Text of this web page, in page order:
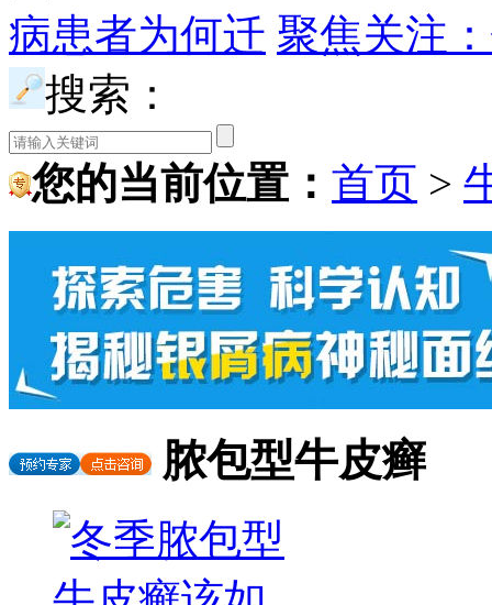
病患者为何迁 聚焦关注
搜索：
您的当前位置： 首页 >
脓包型牛皮癣